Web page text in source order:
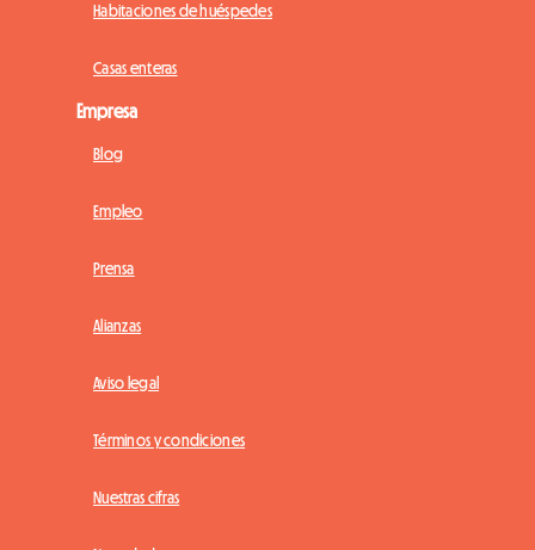
Habitaciones de huéspedes
Casas enteras
Empresa
Blog
Empleo
Prensa
Alianzas
Aviso legal
Términos y condiciones
Nuestras cifras